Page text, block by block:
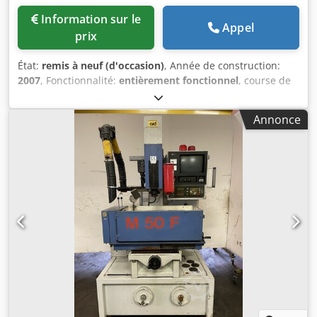
vous proposons avec plaisir un service de mise en service
et de formation sur site.
prix
Appel
État: remis à neuf (d'occasion), Année de construction:
2007, Fonctionnalité: entièrement fonctionnel, course de
, course de l’axe Y:
course de déplacement axe Z:256 mm, AGIECUT Progress
V2 Année de fabrication : 2007 Courses des axes : X = 350
mm, Y = 250 mm, Z = 256 mm Dkodpfxezgt Ixs Ab Eor
Courses des axes U/V : +/- 70 mm Conicité maximale : 30° à
une hauteur de 100 mm Dimensions maximales de la
pièce : 750 x 550 x 250 mm Poids maximal de la pièce : 200
kg (dans le bain) / 450 kg (hors bain) Qualité de surface
atteignable : Ra : 0,20 µm Vitesse de coupe maximale : 500
mm²/min Règles en verre sur les axes X et Y pour une
précision accrue Diamètres de fil disponibles : 0,20 – 0,33
mm Machine à bain d'eau avec enfilage automatique du fil
et réenfilage après rupture du fil Avec porte frontale
manuelle (accessible d'un côté) Comprend une
télécommande AGIEJOGGER pour un réglage confortable
Annonce